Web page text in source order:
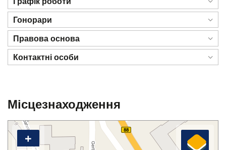
Гонорари
Правова основа
Контактні особи
Місцезнаходження
+